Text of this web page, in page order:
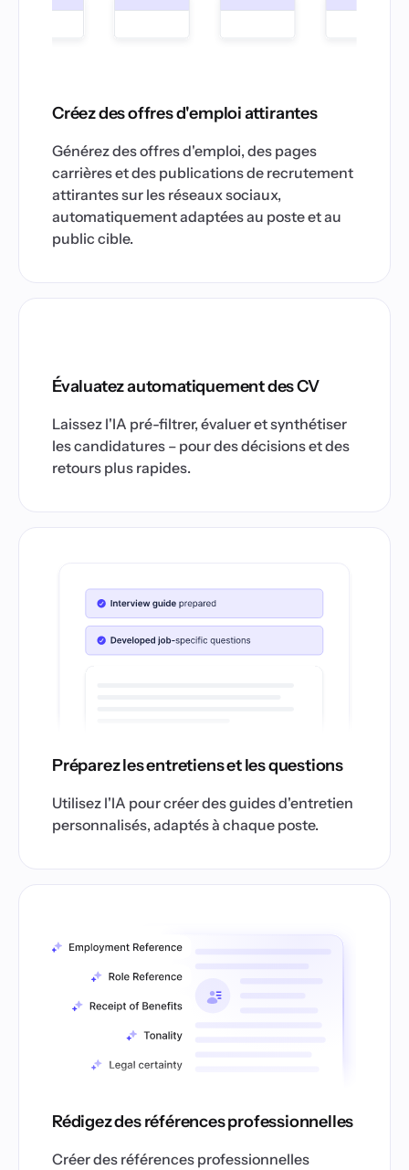
Créez des offres d'emploi attirantes
Générez des offres d'emploi, des pages
carrières et des publications de recrutement
attirantes sur les réseaux sociaux,
automatiquement adaptées au poste et au
public cible.
Évaluatez automatiquement des CV
Laissez l'IA pré-filtrer, évaluer et synthétiser
les candidatures – pour des décisions et des
retours plus rapides.
Préparez les entretiens et les questions
Utilisez l'IA pour créer des guides d'entretien
personnalisés, adaptés à chaque poste.
Rédigez des références professionnelles
Créer des références professionnelles